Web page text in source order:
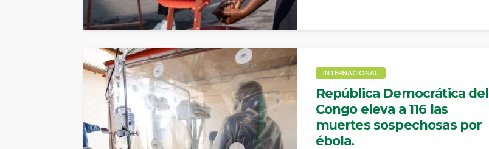
INTERNACIONAL
República Democrática del
Congo eleva a 116 las
muertes sospechosas por
ébola.